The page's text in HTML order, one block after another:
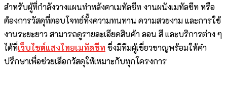
สำหรับผู้ที่กำลังวางแผนทำหลังคาเมทัลชีท งานผนังเมทัลชีท หรือ
ต้องการวัสดุที่ตอบโจทย์ทั้งความทนทาน ความสวยงาม และการใช้
งานระยะยาว สามารถดูรายละเอียดสินค้า ลอน สี และบริการต่าง ๆ
ได้ที่เว็บไซต์แสงไทยเมทัลชีท ซึ่งมีทีมผู้เชี่ยวชาญพร้อมให้คำ
ปรึกษาเพื่อช่วยเลือกวัสดุให้เหมาะกับทุกโครงการ